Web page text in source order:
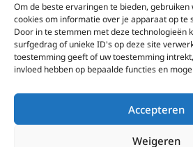
Om de beste ervaringen te bieden,
cookies om informatie over je apparaat op te
Door in te stemmen met deze technologieën
surfgedrag of unieke ID's op deze site
toestemming geeft of uw toestemming
invloed hebben op bepaalde functies en
Accepteren
Weigeren
EWTN-Team
Organisatiegegevens
Doneren
EWTN wordt uitsluitend gefinancierd
Wij ontvangen bewust geen